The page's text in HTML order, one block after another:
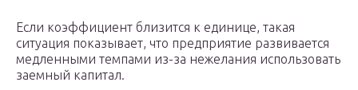
Если коэффициент близится к единице, такая
ситуация показывает, что предприятие развивается
медленными темпами из-за нежелания использовать
заемный капитал.